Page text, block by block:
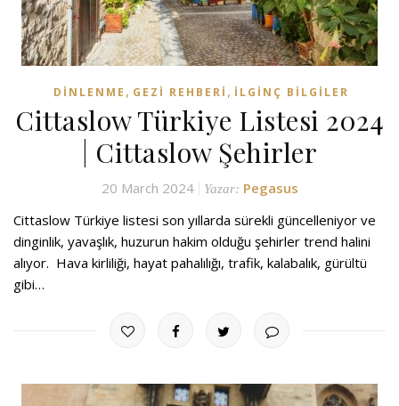
DINLENME , GEZI REHBERI , İLGINÇ BILGILER
Cittaslow Türkiye Listesi 2024
| Cittaslow Şehirler
20 March 2024 Yazar: Pegasus
Cittaslow Türkiye listesi son yıllarda sürekli güncelleniyor ve
dinginlik, yavaşlık, huzurun hakim olduğu şehirler trend halini
alıyor. Hava kirliliği, hayat pahalılığı, trafik, kalabalık, gürültü
gibi…